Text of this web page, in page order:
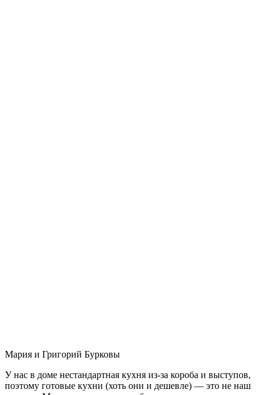
Мария и Григорий Бурковы
У нас в доме нестандартная кухня из-за короба и выступов,
поэтому готовые кухни (хоть они и дешевле) — это не наш